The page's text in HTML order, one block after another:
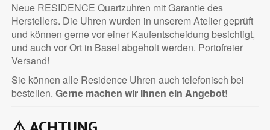
Neue RESIDENCE Quartzuhren mit Garantie des
Herstellers. Die Uhren wurden in unserem Atelier geprüft
und können gerne vor einer Kaufentscheidung besichtigt,
und auch vor Ort in Basel abgeholt werden. Portofreier
Versand!
Sie können alle Residence Uhren auch telefonisch bei
bestellen. Gerne machen wir Ihnen ein Angebot!